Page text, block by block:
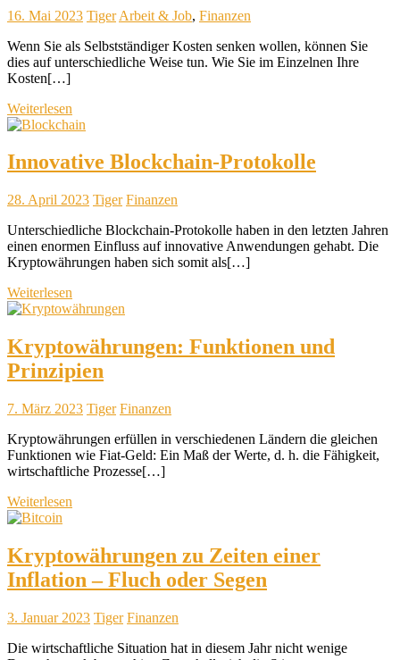
16. Mai 2023 Tiger Arbeit & Job, Finanzen
Wenn Sie als Selbstständiger Kosten senken wollen, können Sie
dies auf unterschiedliche Weise tun. Wie Sie im Einzelnen Ihre
Kosten[…]
Weiterlesen
Innovative Blockchain-Protokolle
28. April 2023 Tiger Finanzen
Unterschiedliche Blockchain-Protokolle haben in den letzten Jahren
einen enormen Einfluss auf innovative Anwendungen gehabt. Die
Kryptowährungen haben sich somit als[…]
Weiterlesen
Kryptowährungen: Funktionen und
Prinzipien
7. März 2023 Tiger Finanzen
Kryptowährungen erfüllen in verschiedenen Ländern die gleichen
Funktionen wie Fiat-Geld: Ein Maß der Werte, d. h. die Fähigkeit,
wirtschaftliche Prozesse[…]
Weiterlesen
Kryptowährungen zu Zeiten einer
Inflation – Fluch oder Segen
3. Januar 2023 Tiger Finanzen
Die wirtschaftliche Situation hat in diesem Jahr nicht wenige